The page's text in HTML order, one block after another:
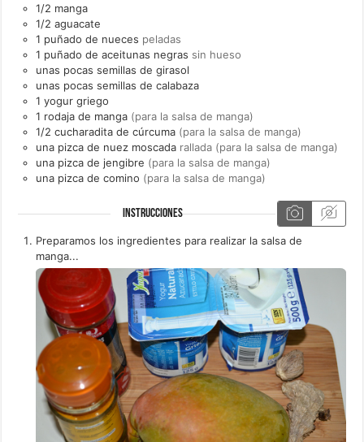
1/2 manga
1/2 aguacate
1 puñado de nueces peladas
1 puñado de aceitunas negras sin hueso
unas pocas semillas de girasol
unas pocas semillas de calabaza
1 yogur griego
1 rodaja de manga (para la salsa de manga)
1/2 cucharadita de cúrcuma (para la salsa de manga)
una pizca de nuez moscada rallada (para la salsa de manga)
una pizca de jengibre (para la salsa de manga)
una pizca de comino (para la salsa de manga)
INSTRUCCIONES
Preparamos los ingredientes para realizar la salsa de
manga...